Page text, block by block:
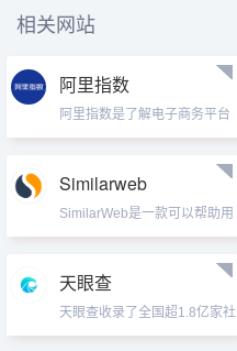
相关网站
阿里指数
阿里指数是了解电子商务平台
市场动向的数据分析平台，
正式上线。根据阿里巴巴网站
每日运营的基本数据包括每天
网站浏览量、每天浏览的人
次、每天新增供求产品数、新
Similarweb
SimilarWeb是一款可以帮助用
户查看网站的真实参与、流量
1000多个数据来源，可以比
较、评估数据的质量，从而保
证分析的准确性。与其他一些
数据分析工具不同的是，
天眼查
天眼查收录了全国超1.8亿家社
会实体信息(含企业、事业单